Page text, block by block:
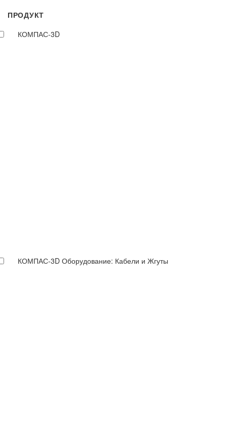
ПРОДУКТ
КОМПАС-3D
КОМПАС-3D Оборудование: Кабели и Жгуты